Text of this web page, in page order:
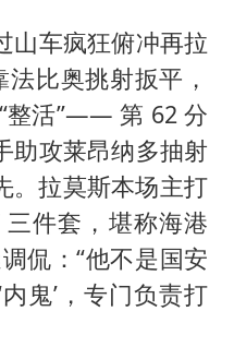
山车疯狂俯冲再拉
法比奥挑射扳平，
整活”—— 第 62 分
助攻莱昂纳多抽射
。拉莫斯本场主打
三件套，堪称海港
侃：“他不是国安
鬼’，专门负责打